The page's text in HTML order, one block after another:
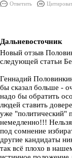
Ответить
Дальневосточник
Новый отзыв
следующей статьи
Геннадий
бы сказал больше -
надо бы обратить
людей ставить
уже "политический"
немедленно!!!
под сомнение
другие кандидаты
так всё плохо в